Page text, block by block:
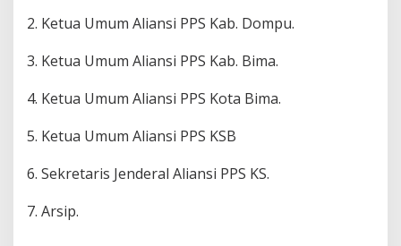
2. Ketua Umum Aliansi PPS Kab. Dompu.
3. Ketua Umum Aliansi PPS Kab. Bima.
4. Ketua Umum Aliansi PPS Kota Bima.
5. Ketua Umum Aliansi PPS KSB
6. Sekretaris Jenderal Aliansi PPS KS.
7. Arsip.